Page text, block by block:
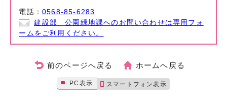
電話：0568-85-6283
建設部 公園緑地課へのお問い合わせは専用フォ
ームをご利用ください。
前のページへ戻る ホームへ戻る
PC表示 スマートフォン表示